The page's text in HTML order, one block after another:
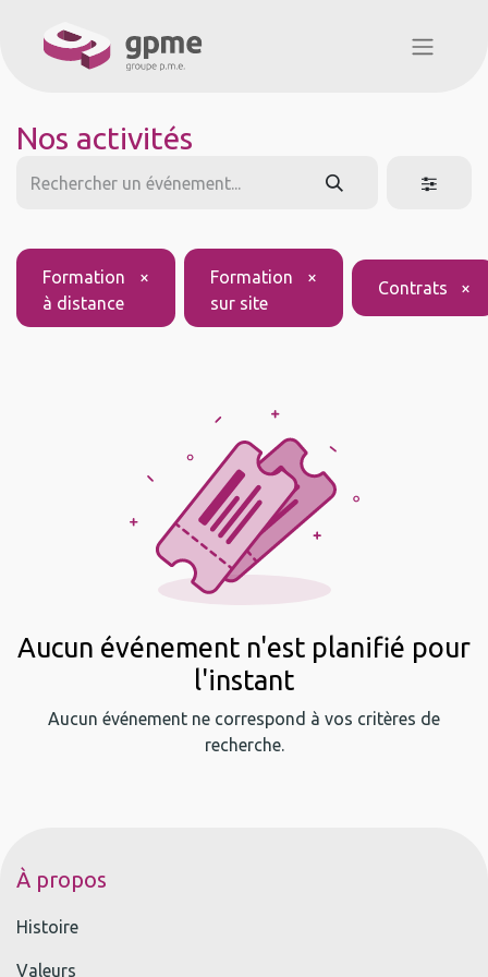
Nos activités
Formation
à distance
×
Formation
sur site
×
Contrats ×
Aucun événement n'est planifié pour
l'instant
Aucun événement ne correspond à vos critères de
recherche.
À propos
Histoire
Valeurs